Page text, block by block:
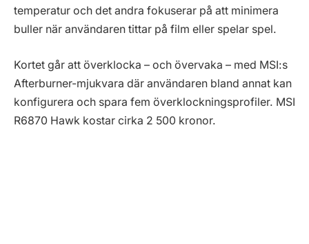
temperatur och det andra fokuserar på att minimera
buller när användaren tittar på film eller spelar spel.
Kortet går att överklocka – och övervaka – med MSI:s
Afterburner-mjukvara där användaren bland annat kan
konfigurera och spara fem överklockningsprofiler. MSI
R6870 Hawk kostar cirka 2 500 kronor.